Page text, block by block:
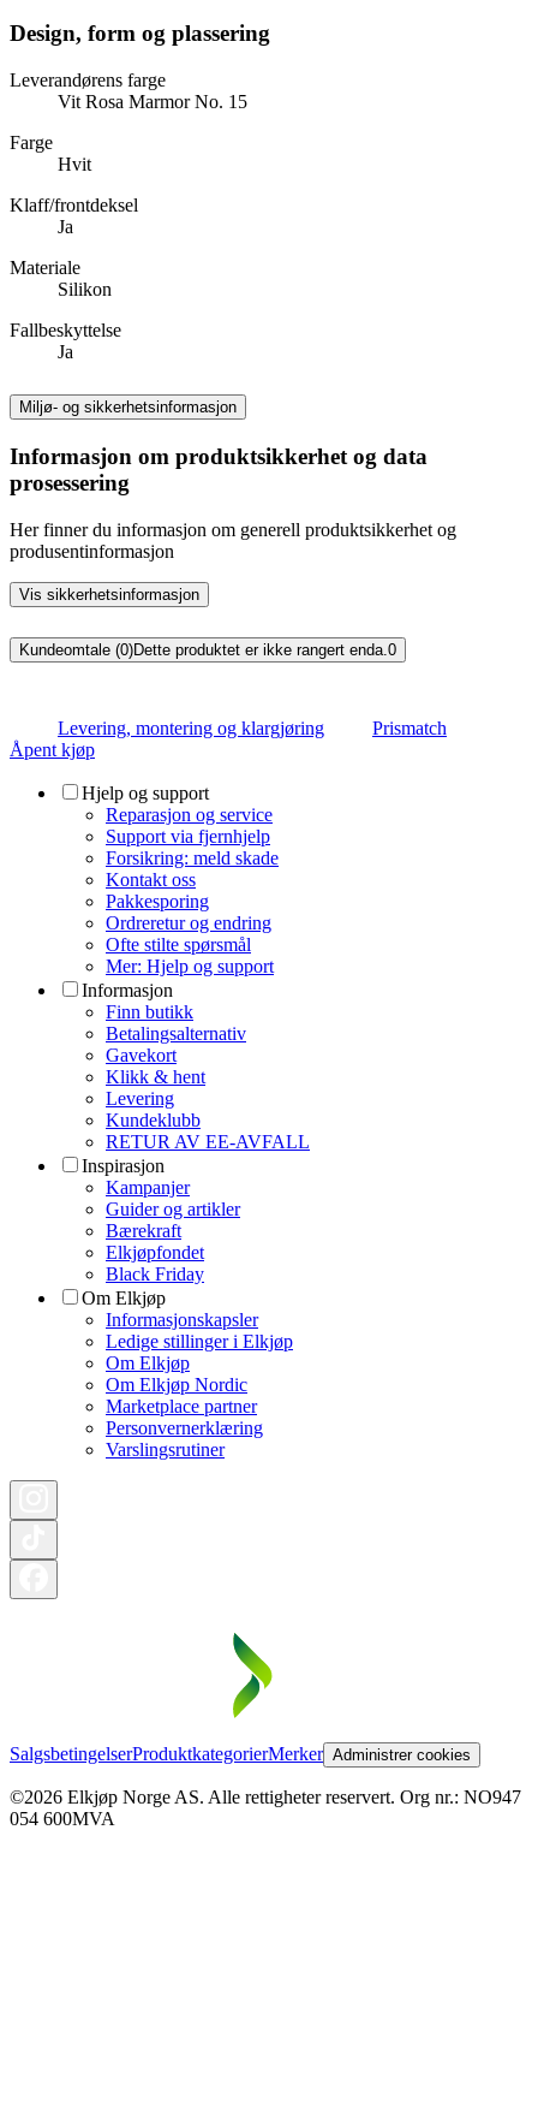
Design, form og plassering
Leverandørens farge
Vit Rosa Marmor No. 15
Farge
Hvit
Klaff/frontdeksel
Ja
Materiale
Silikon
Fallbeskyttelse
Ja
Miljø- og sikkerhetsinformasjon
Informasjon om produktsikkerhet og data
prosessering
Her finner du informasjon om generell produktsikkerhet og
produsentinformasjon
Vis sikkerhetsinformasjon
Kundeomtale (0)Dette produktet er ikke rangert enda.0
Levering, montering og klargjøring
Prismatch
Åpent kjøp
Hjelp og support
Reparasjon og service
Support via fjernhjelp
Forsikring: meld skade
Kontakt oss
Pakkesporing
Ordreretur og endring
Ofte stilte spørsmål
Mer: Hjelp og support
Informasjon
Finn butikk
Betalingsalternativ
Gavekort
Klikk & hent
Levering
Kundeklubb
RETUR AV EE-AVFALL
Inspirasjon
Kampanjer
Guider og artikler
Bærekraft
Elkjøpfondet
Black Friday
Om Elkjøp
Informasjonskapsler
Ledige stillinger i Elkjøp
Om Elkjøp
Om Elkjøp Nordic
Marketplace partner
Personvernerklæring
Varslingsrutiner
SalgsbetingelserProduktkategorierMerker Administrer cookies
©2026 Elkjøp Norge AS. Alle rettigheter reservert. Org nr.: NO947
054 600MVA